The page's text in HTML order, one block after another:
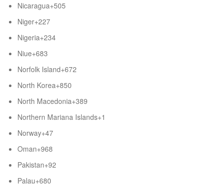
Nicaragua+505
Niger+227
Nigeria+234
Niue+683
Norfolk Island+672
North Korea+850
North Macedonia+389
Northern Mariana Islands+1
Norway+47
Oman+968
Pakistan+92
Palau+680